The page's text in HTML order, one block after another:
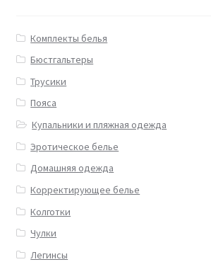
Комплекты белья
Бюстгальтеры
Трусики
Пояса
Купальники и пляжная одежда
Эротическое белье
Домашняя одежда
Корректирующее белье
Колготки
Чулки
Легинсы